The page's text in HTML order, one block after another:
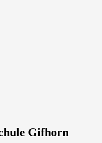
Gifhorn